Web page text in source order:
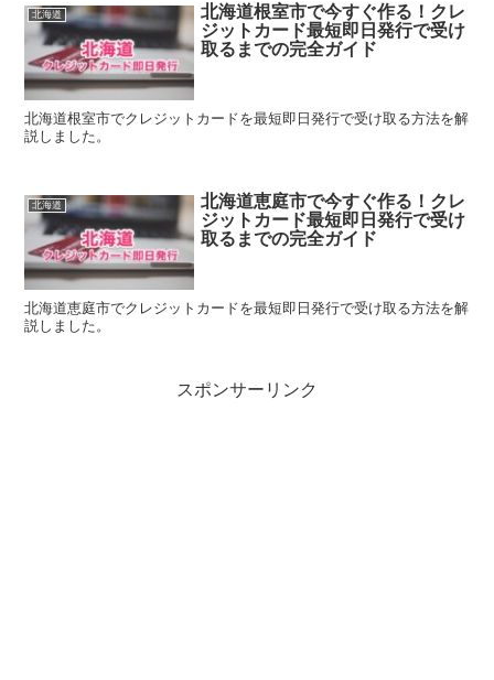
北海道
北海道根室市で今すぐ作る！クレ
ジットカード最短即日発行で受け
取るまでの完全ガイド
北海道根室市でクレジットカードを最短即日発行で受け取る方法を解
説しました。
北海道
北海道恵庭市で今すぐ作る！クレ
ジットカード最短即日発行で受け
取るまでの完全ガイド
北海道恵庭市でクレジットカードを最短即日発行で受け取る方法を解
説しました。
スポンサーリンク